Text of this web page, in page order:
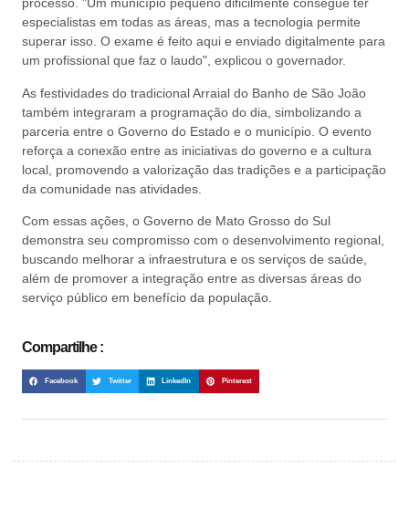
especialistas em todas as áreas, mas a tecnologia permite
superar isso. O exame é feito aqui e enviado digitalmente para
um profissional que faz o laudo", explicou o governador.
As festividades do tradicional Arraial do Banho de São João
também integraram a programação do dia, simbolizando a
parceria entre o Governo do Estado e o município. O evento
reforça a conexão entre as iniciativas do governo e a cultura
local, promovendo a valorização das tradições e a participação
da comunidade nas atividades.
Com essas ações, o Governo de Mato Grosso do Sul
demonstra seu compromisso com o desenvolvimento regional,
buscando melhorar a infraestrutura e os serviços de saúde,
além de promover a integração entre as diversas áreas do
serviço público em benefício da população.
Compartilhe :
Facebook Twitter LinkedIn Pinterest